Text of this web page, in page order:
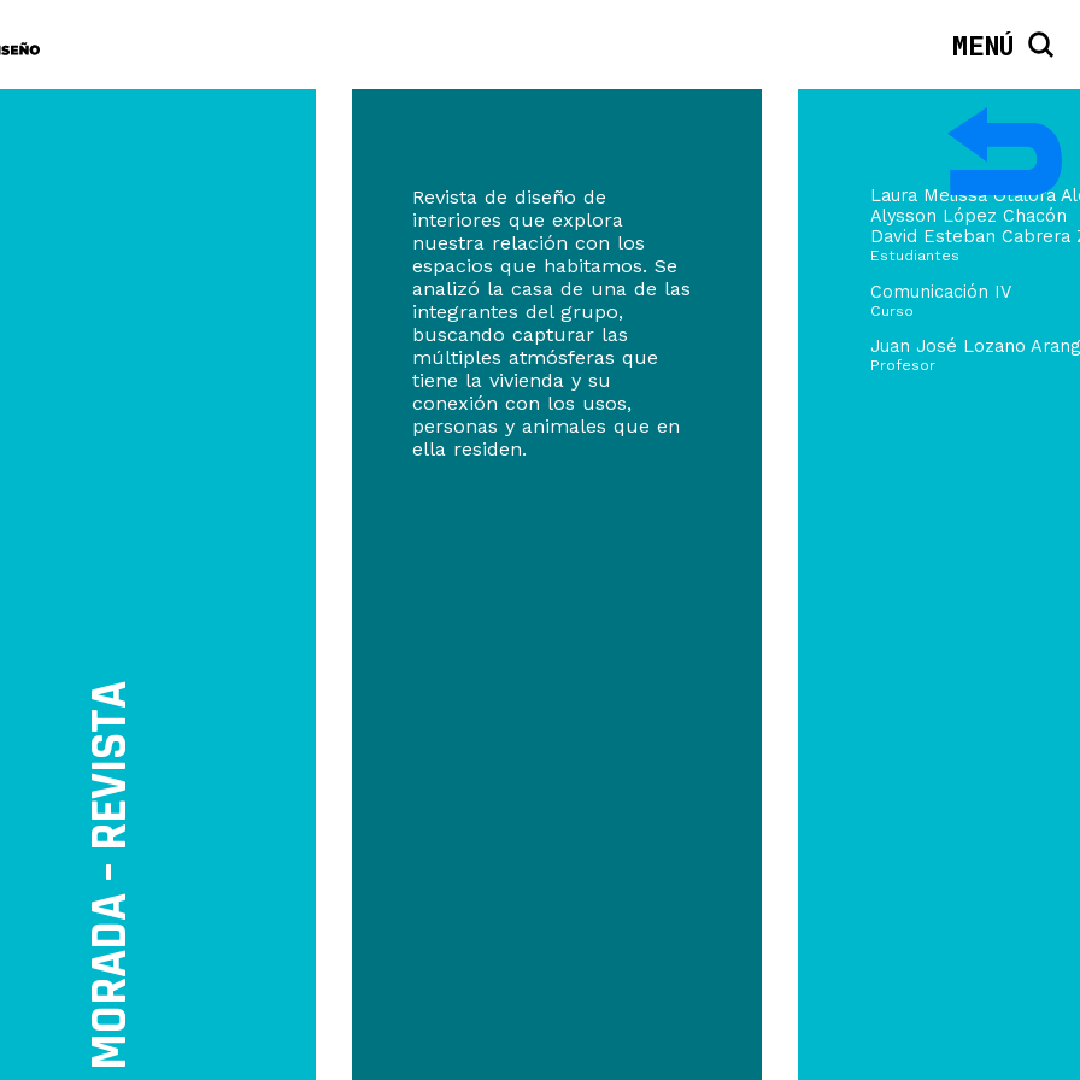
MENÚ
MORADA – REVISTA
Revista de diseño de
interiores que explora
nuestra relación con los
espacios que habitamos. Se
analizó la casa de una de las
integrantes del grupo,
buscando capturar las
múltiples atmósferas que
tiene la vivienda y su
conexión con los usos,
personas y animales que en
ella residen.
Laura Melissa Otálora
Alysson López Chacón
David Esteban Cabrera
Estudiantes
Comunicación IV
Curso
Juan José Lozano
Profesor